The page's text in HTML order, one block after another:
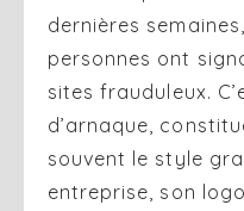
dernières
personnes ont
sites frauduleux.
d’arnaque,
souvent le style
entreprise, son